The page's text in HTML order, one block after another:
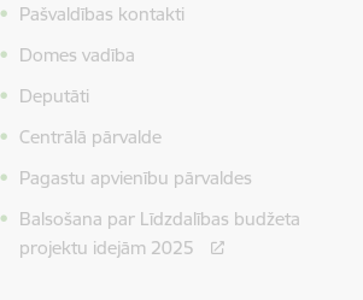
Pašvaldības kontakti
Domes vadība
Deputāti
Centrālā pārvalde
Pagastu apvienību pārvaldes
Balsošana par Līdzdalības budžeta
projektu idejām 2025